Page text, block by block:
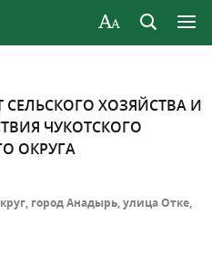
СЕЛЬСКОГО ХОЗЯЙСТВА И
ЧУКОТСКОГО
ОКРУГА
город Анадырь, улица Отке,